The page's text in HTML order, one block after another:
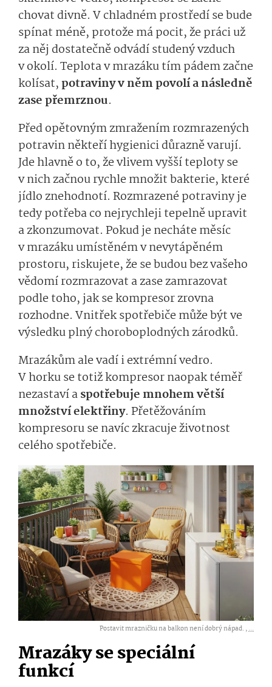
chovat divně. V chladném prostředí se bude
spínat méně, protože má pocit, že práci už
za něj dostatečně odvádí studený vzduch
v okolí. Teplota v mrazáku tím pádem začne
kolísat,potraviny v něm povolí a následně
zase přemrznou.
Před opětovným zmražením rozmrazených
potravin někteří hygienici důrazně varují.
Jde hlavně o to, že vlivem vyšší teploty se
v nich začnou rychle množit bakterie, které
jídlo znehodnotí. Rozmrazené potraviny je
tedy potřeba co nejrychleji tepelně upravit
a zkonzumovat. Pokud je necháte měsíc
v mrazáku umístěném v nevytápěném
prostoru, riskujete, že se budou bez vašeho
vědomí rozmrazovat a zase zamrazovat
podle toho, jak se kompresor zrovna
rozhodne. Vnitřek spotřebiče může být ve
výsledku plný choroboplodných zárodků.
Mrazákům ale vadí i extrémní vedro.
V horku se totiž kompresor naopak téměř
nezastaví aspotřebuje mnohem větší
množství elektřiny. Přetěžováním
kompresoru se navíc zkracuje životnost
celého spotřebiče.
Postavit mrazničku na balkon není dobrý nápad. ,...
Mrazáky se speciální
funkcí